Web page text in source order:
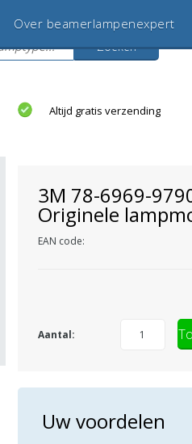
Zoeken
Over beamerlampenexpert
Altijd gratis verzending
3M 78-6969-
Originele
EAN code:
Aantal:
Uw voordelen